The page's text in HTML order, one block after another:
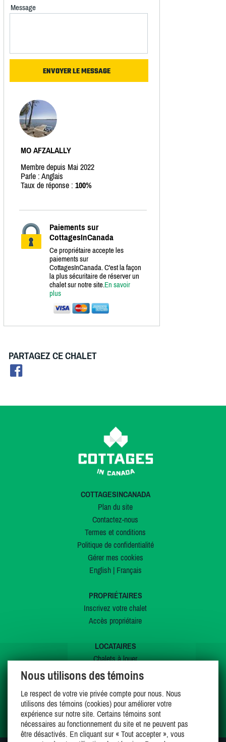
Message
MO AFZALALLY
Membre depuis Mai 2022
Parle : Anglais
Taux de réponse : 100%
Paiements sur
CottagesInCanada
Ce propriétaire accepte les
paiements sur
CottagesInCanada. C'est la façon
la plus sécuritaire de réserver un
chalet sur notre site.En savoir
plus
PARTAGEZ CE CHALET
COTTAGESINCANADA
Plan du site
Contactez-nous
Termes et conditions
Politique de confidentialité
Gérer mes cookies
English| Français
PROPRIÉTAIRES
Inscrivez votre chalet
Accès propriétaire
LOCATAIRES
Chalets à louer
Chalets à vendre
Offres spéciales
Mes favoris
Nous utilisons des témoins
Le respect de votre vie privée compte pour nous. Nous
utilisons des témoins (cookies) pour améliorer votre
expérience sur notre site. Certains témoins sont
nécessaires au fonctionnement du site et ne peuvent pas
être désactivés. En cliquant sur « Tout accepter », vous